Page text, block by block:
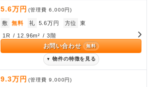
5.6万円 (管理費6,000円)
敷 無料 礼 5.6万円 方位 東
1R / 12.96m² / 3階
お問い合わせ 無料
▼ 物件の特徴を見る
9.3万円 (管理費9,000円)